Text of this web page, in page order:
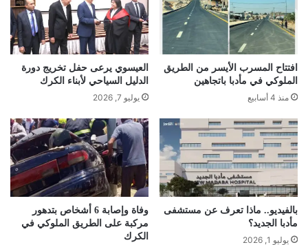
افتتاح المسرب الأيسر من الطريق
الملوكي في مأدبا باتجاهين
منذ 4 أسابيع
العيسوي يرعى حفل تخريج دورة
الدليل السياحي لأبناء الكرك
يوليو 7, 2026
بالفيديو.. ماذا تعرف عن مستشفى
مأدبا الجديد؟
يوليو 1, 2026
وفاة وإصابة 6 أشخاص بتدهور
مركبة على الطريق الملوكي في
الكرك